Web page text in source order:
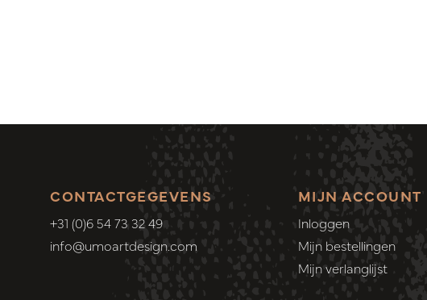
CONTACTGEGEVENS
+31 (0)6 54 73 32 49
info@umoartdesign.com
MIJN ACCOUNT
Inloggen
Mijn bestellingen
Mijn verlanglijst